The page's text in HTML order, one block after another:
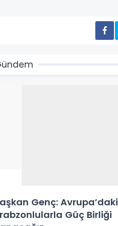
Genç: Avrupa’daki
Güç Birliği